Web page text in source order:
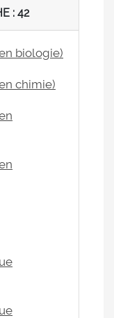
: 42
biologie)
chimie)